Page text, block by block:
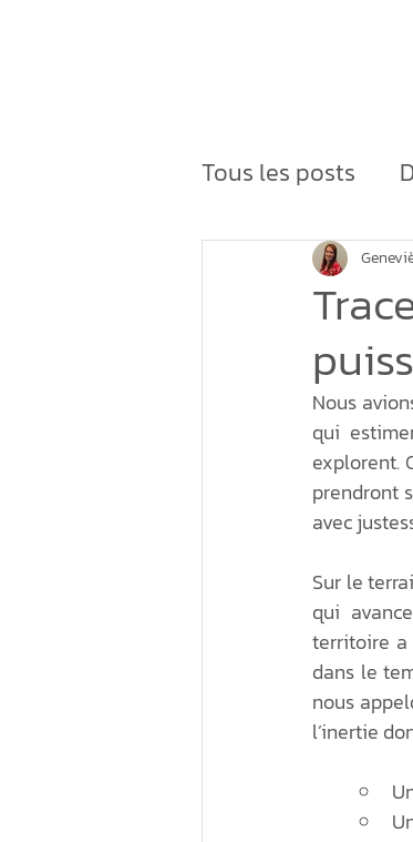
Tous les posts
densification
Économie
Élections
Économie
Nous
qui
explorent.
prendront
avec
Sur le
qui
territoire a
dans le
nous
l’inertie